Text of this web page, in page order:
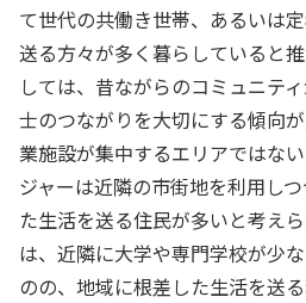
て世代の共働き世帯、あるいは
送る方々が多く暮らしていると
しては、昔ながらのコミュニテ
士のつながりを大切にする傾向
業施設が集中するエリアではな
ジャーは近隣の市街地を利用し
た生活を送る住民が多いと考え
は、近隣に大学や専門学校が少
のの、地域に根差した生活を送